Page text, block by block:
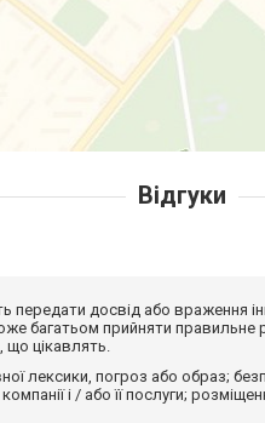
Відгуки
передати досвід або
багатьом прийняти правильне
що цікавлять.
лексики, погроз або образ;
і / або її послуги;